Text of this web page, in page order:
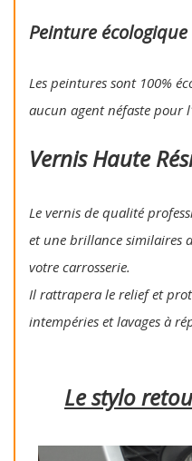
Peinture écologique
Les peintures sont 100%
aucun agent néfaste pour
Vernis Haute
Le vernis de qualité
et une brillance similaires
votre carrosserie.
Il rattrapera le relief et
intempéries et lavages à
Le stylo